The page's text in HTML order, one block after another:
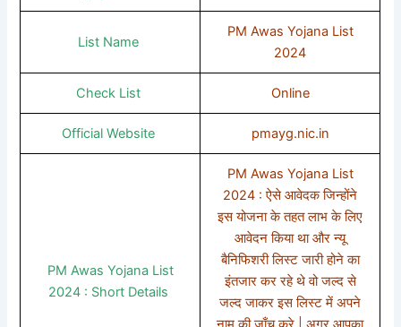
List Name
PM Awas Yojana List
2024
Check List Online
Official Website pmayg.nic.in
PM Awas Yojana List
2024 : Short Details
PM Awas Yojana List
2024 : ऐसे आवेदक जिन्होंने
इस योजना के तहत लाभ के लिए
आवेदन किया था और न्यू
बैनिफिशरी लिस्ट जारी होने का
इंतजार कर रहे थे वो जल्द से
जल्द जाकर इस लिस्ट में अपने